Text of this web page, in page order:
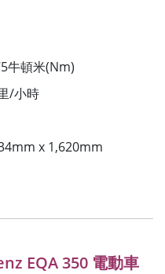
牛頓米(Nm)
/小時
x 1,620mm
EQA 350 電動車